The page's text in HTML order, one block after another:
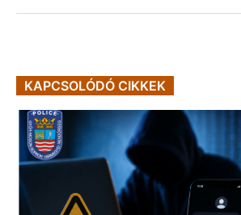
KAPCSOLÓDÓ CIKKEK